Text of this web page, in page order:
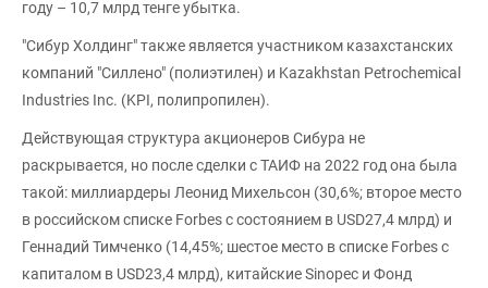
году – 10,7 млрд тенге убытка.
"Сибур Холдинг" также является участником казахстанских
компаний "Силлено" (полиэтилен) и Kazakhstan Petrochemical
Industries Inc. (KPI, полипропилен).
Действующая структура акционеров Сибура не
раскрывается, но после сделки с ТАИФ на 2022 год она была
такой: миллиардеры Леонид Михельсон (30,6%; второе место
в российском списке Forbes с состоянием в USD27,4 млрд) и
Геннадий Тимченко (14,45%; шестое место в списке Forbes с
капиталом в USD23,4 млрд), китайские Sinopec и Фонд